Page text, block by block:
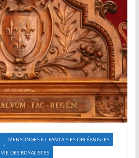
MENSONGES ET FANTAISIES ORLÉANISTES
VIE DES ROYALISTES